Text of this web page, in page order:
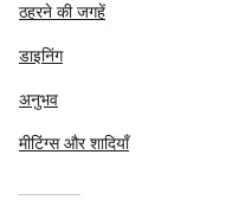
ठहरने की जगहें
डाइनिंग
अनुभव
मीटिंग्स और शादियाँ